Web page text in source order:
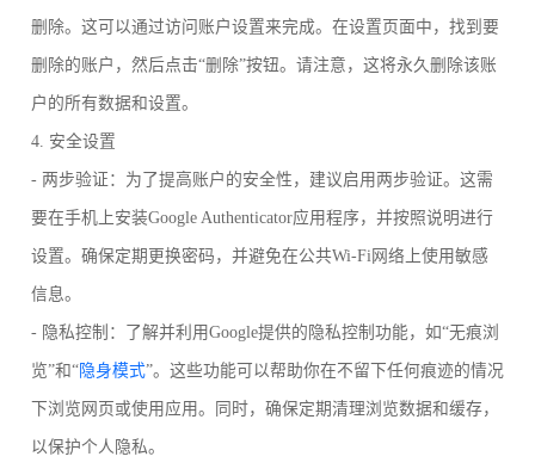
删除。这可以通过访问账户设置来完成。在设置页面中，找到要
删除的账户，然后点击“删除”按钮。请注意，这将永久删除该账
户的所有数据和设置。
4. 安全设置
- 两步验证：为了提高账户的安全性，建议启用两步验证。这需
要在手机上安装Google Authenticator应用程序，并按照说明进行
设置。确保定期更换密码，并避免在公共Wi-Fi网络上使用敏感
信息。
- 隐私控制：了解并利用Google提供的隐私控制功能，如“无痕浏
览”和“隐身模式”。这些功能可以帮助你在不留下任何痕迹的情况
下浏览网页或使用应用。同时，确保定期清理浏览数据和缓存，
以保护个人隐私。